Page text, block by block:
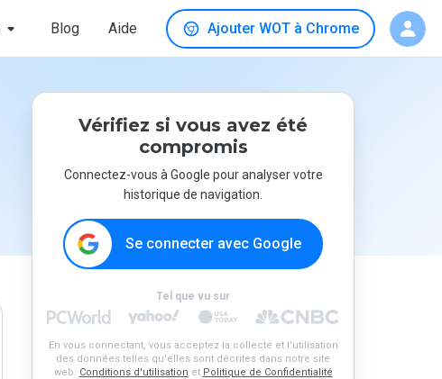
Blog Aide Ajouter WOT à Chrome
Vérifiez si vous avez été
compromis
Connectez-vous à Google pour analyser votre
historique de navigation.
Se connecter avec Google
Tel que vu sur
En vous connectant, vous acceptez la collecte et l'utilisation
des données telles qu'elles sont décrites dans notre site
web. Conditions d'utilisation et Politique de Confidentialité